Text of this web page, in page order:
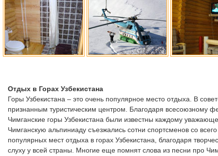
Отдых в Горах Узбекистана
Горы Узбекистана – это очень популярное место отдыха. В
признанным туристическим центром. Благодаря всесоюзному
Чимганские горы Узбекистана были известны каждому
Чимганскую альпиниаду съезжались сотни спортсменов со
популярных мест отдыха в горах Узбекистана, благодаря
слуху у всей страны. Многие еще помнят слова из песни про